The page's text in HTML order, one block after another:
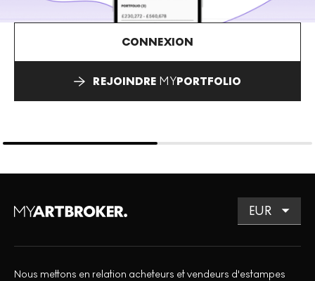
CONNEXION
REJOINDRE MYPORTFOLIO
Nous mettons en relation acheteurs et vendeurs d'estampes